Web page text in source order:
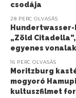
csodája
28 PERC OLVASÁS
„Zöld
egyenes vonalak
16 PERC OLVASÁS
Moritzburg
mogyoró
kultuszfilmet